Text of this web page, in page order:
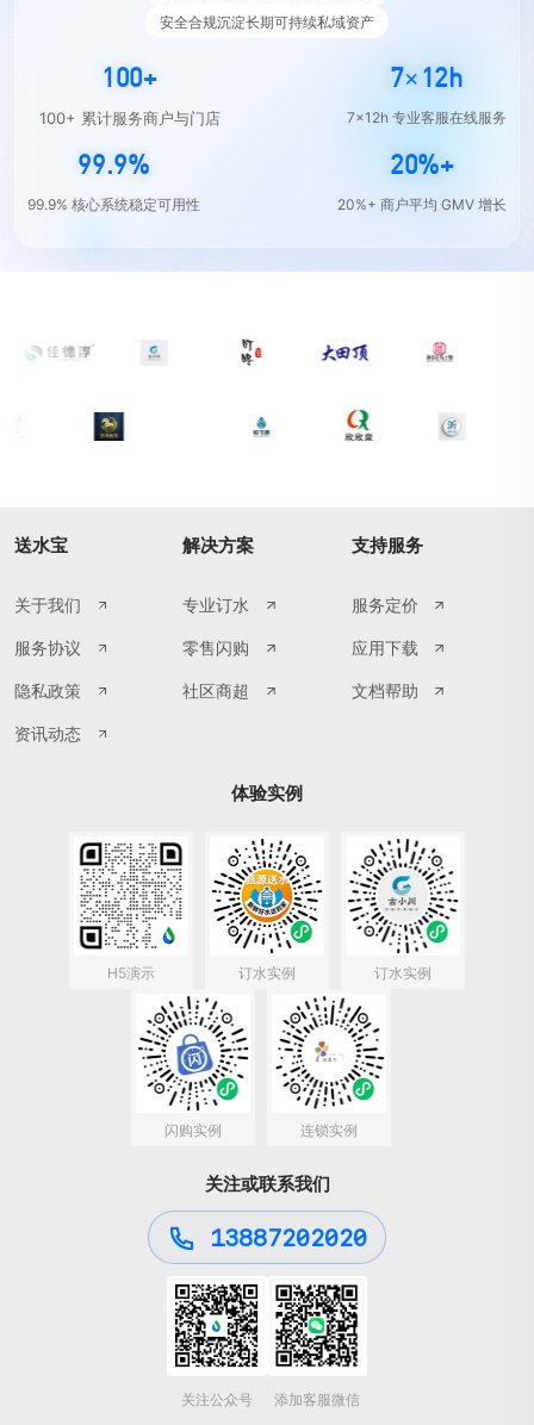
安全合规沉淀长期可持续私域资产
100+
100+ 累计服务商户与门店
7×12h
7×12h 专业客服在线服务
99.9%
99.9% 核心系统稳定可用性
20%+
20%+ 商户平均 GMV 增长
送水宝
关于我们
服务协议
隐私政策
资讯动态
解决方案
专业订水
零售闪购
社区商超
支持服务
服务定价
应用下载
文档帮助
体验实例
H5演示 订水实例 订水实例
闪购实例 连锁实例
关注或联系我们
13887202020
关注公众号 添加客服微信